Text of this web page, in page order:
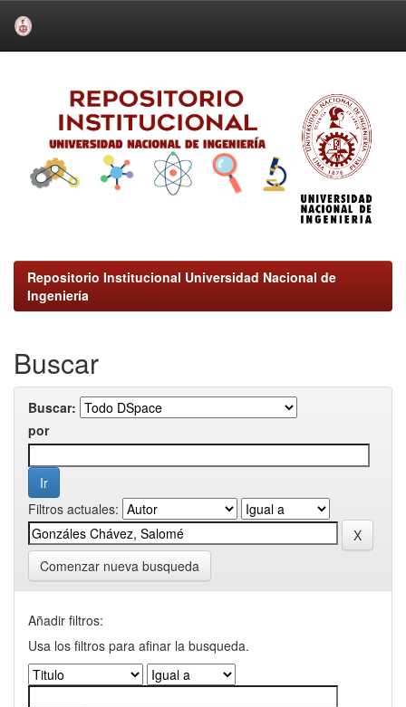
Repositorio Institucional Universidad Nacional de
Ingeniería
Buscar
Buscar:
por
Filtros actuales:
Comenzar nueva busqueda
Añadir filtros:
Usa los filtros para afinar la busqueda.